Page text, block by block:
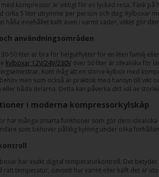
med kompressor är viktigt för en lyckad resa. Tänk
cirka 5 liter utrymme per person och dag. Kylboxar
hålla innehållet kallt även i varmt väder, vilket gör
användningsområden
50 liter är bra för helgutflykter för en liten familj
kylboxar 12V/24V/230Vöver 50 liter är idealiska för
Kom ihåg att en större kylbox med
men som också är praktisk med hänsyn till vikt
båda delarna. Detta kan påverka ditt val av
i moderna kompressorkylskåp
har många smarta funktioner som gör dem
som behöver pålitlig kylning under olika
har exakt digital temperaturkontroll. Det
rätt temperatur, oavsett hur varmt eller kallt det är